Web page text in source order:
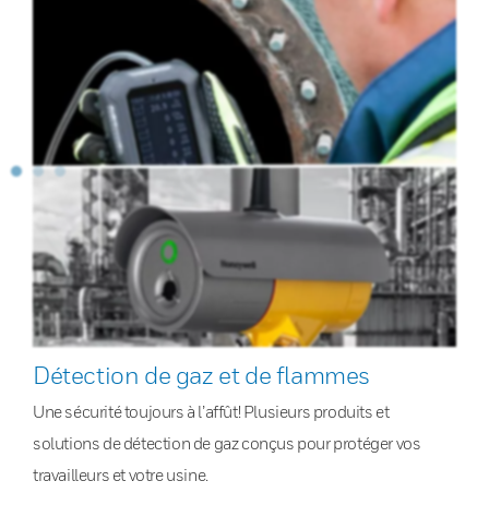
Détection de gaz et de flammes
Une sécurité toujours à l’affût! Plusieurs produits et
solutions de détection de gaz conçus pour protéger vos
travailleurs et votre usine.